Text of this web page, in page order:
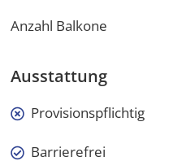
Anzahl Balkone
Ausstattung
Provisionspflichtig
Barrierefrei